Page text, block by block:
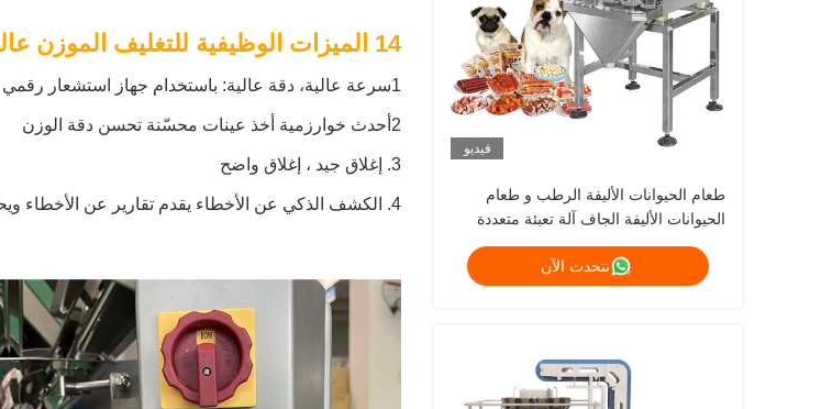
فيديو
طعام الحيوانات الأليفة الرطب و طعام
الحيوانات الأليفة الجاف آلة تعبئة متعددة
الرؤوس طعام الكلاب والقطط يزن 120
كيلوغرام
نتحدث الآن
14 الميزات الوظيفية للتغليف الموزن عالي السرعة
1سرعة عالية، دقة عالية: باستخدام جهاز استشعار رقمي عالي الدقة، سرعة أخذ العينات سريعة، دقة عالية؛
2أحدث خوارزمية أخذ عينات محسّنة تحسن دقة الوزن
3. إغلاق جيد ، إغلاق واضح
4. الكشف الذكي عن الأخطاء يقدم تقارير عن الأخطاء ويحل المشاكل بدقة